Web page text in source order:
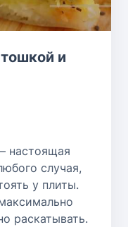
и
настоящая
случая,
у плиты.
раскатывать.